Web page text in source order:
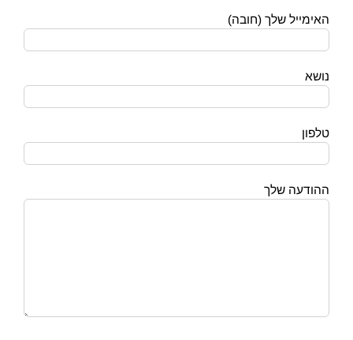
האימייל שלך (חובה)
נושא
טלפון
ההודעה שלך